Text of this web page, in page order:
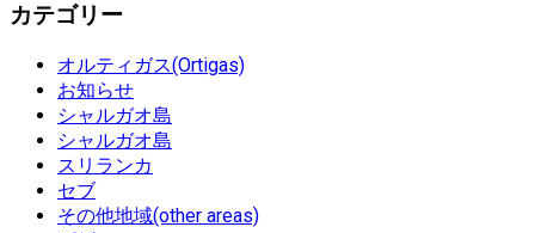
カテゴリー
オルティガス(Ortigas)
お知らせ
シャルガオ島
シャルガオ島
スリランカ
セブ
その他地域(other areas)